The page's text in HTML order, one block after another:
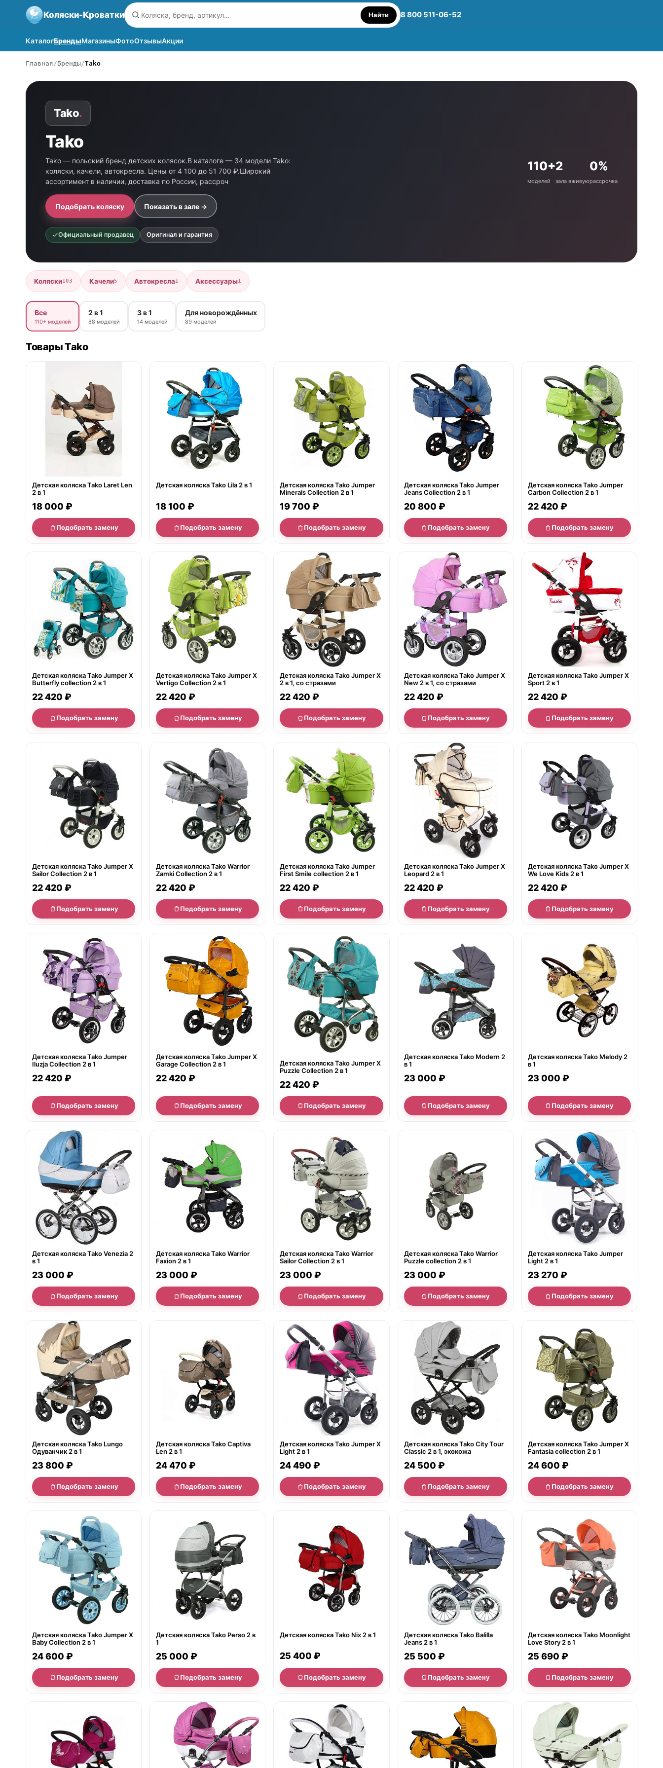
Коляски-Кроватки Найти 8 800 511-06-52
КаталогБрендыМагазиныФотоОтзывыАкции
Главная Бренды Tako
Tako.
Tako
Tako — польский бренд детских колясок.В каталоге — 34 модели Tako:
коляски, качели, автокресла. Цены от 4 100 до 51 700 ₽.Широкий
ассортимент в наличии, доставка по России, рассроч
Подобрать коляску Показать в зале →
Официальный продавец Оригинал и гарантия
110+
моделей
2
зала вживую
0%
рассрочка
Коляски103 Качели5 Автокресла1 Аксессуары1
Все
110+ моделей
2 в 1
88 моделей
3 в 1
14 моделей
Для новорождённых
89 моделей
Товары Tako
Детская коляска Tako Laret Len
2 в 1
18 000 ₽
Подобрать замену
Детская коляска Tako Lila 2 в 1
18 100 ₽
Подобрать замену
Детская коляска Tako Jumper
Minerals Collection 2 в 1
19 700 ₽
Подобрать замену
нет в продаже
Детская коляска Tako Jumper
Jeans Collection 2 в 1
20 800 ₽
Подобрать замену
Детская коляска Tako Jumper
Carbon Collection 2 в 1
22 420 ₽
Подобрать замену
Детская коляска Tako Jumper X
Butterfly collection 2 в 1
22 420 ₽
Подобрать замену
нет в продаже
Детская коляска Tako Jumper X
Vertigo Collection 2 в 1
22 420 ₽
Подобрать замену
нет в продаже
Детская коляска Tako Jumper X
2 в 1, со стразами
22 420 ₽
Подобрать замену
нет в продаже
Детская коляска Tako Jumper X
New 2 в 1, со стразами
22 420 ₽
Подобрать замену
нет в продаже
Детская коляска Tako Jumper X
Sport 2 в 1
22 420 ₽
Подобрать замену
Детская коляска Tako Jumper X
Sailor Collection 2 в 1
22 420 ₽
Подобрать замену
Детская коляска Tako Warrior
Zamki Collection 2 в 1
22 420 ₽
Подобрать замену
Детская коляска Tako Jumper
First Smile collection 2 в 1
22 420 ₽
Подобрать замену
нет в продаже
Детская коляска Tako Jumper X
Leopard 2 в 1
22 420 ₽
Подобрать замену
Детская коляска Tako Jumper X
We Love Kids 2 в 1
22 420 ₽
Подобрать замену
Детская коляска Tako Jumper
Iluzja Collection 2 в 1
22 420 ₽
Подобрать замену
Детская коляска Tako Jumper X
Garage Collection 2 в 1
22 420 ₽
Подобрать замену
Детская коляска Tako Jumper X
Puzzle Collection 2 в 1
22 420 ₽
Подобрать замену
Детская коляска Tako Modern 2
в 1
23 000 ₽
Подобрать замену
Детская коляска Tako Melody 2
в 1
23 000 ₽
Подобрать замену
нет в продаже
Детская коляска Tako Venezia 2
в 1
23 000 ₽
Подобрать замену
Детская коляска Tako Warrior
Faxion 2 в 1
23 000 ₽
Подобрать замену
Детская коляска Tako Warrior
Sailor Collection 2 в 1
23 000 ₽
Подобрать замену
Детская коляска Tako Warrior
Puzzle collection 2 в 1
23 000 ₽
Подобрать замену
нет в продаже
Детская коляска Tako Jumper
Light 2 в 1
23 270 ₽
Подобрать замену
нет в продаже
Детская коляска Tako Lungo
Одуванчик 2 в 1
23 800 ₽
Подобрать замену
Детская коляска Tako Captiva
Len 2 в 1
24 470 ₽
Подобрать замену
нет в продаже
Детская коляска Tako Jumper X
Light 2 в 1
24 490 ₽
Подобрать замену
нет в продаже
Детская коляска Tako City Tour
Classic 2 в 1, экокожа
24 500 ₽
Подобрать замену
Детская коляска Tako Jumper X
Fantasia collection 2 в 1
24 600 ₽
Подобрать замену
Детская коляска Tako Jumper X
Baby Collection 2 в 1
24 600 ₽
Подобрать замену
Детская коляска Tako Perso 2 в
1
25 000 ₽
Подобрать замену
Детская коляска Tako Nix 2 в 1
25 400 ₽
Подобрать замену
Детская коляска Tako Balilla
Jeans 2 в 1
25 500 ₽
Подобрать замену
Детская коляска Tako Moonlight
Love Story 2 в 1
25 690 ₽
Подобрать замену
нет в продаже нет в продаже